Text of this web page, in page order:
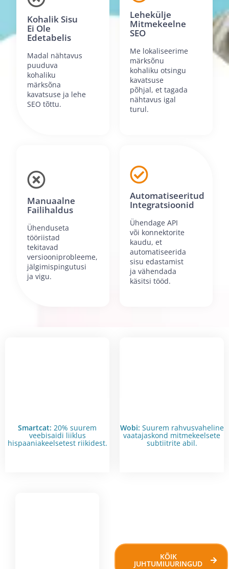
Kohalik Sisu
Ei Ole
Edetabelis
Madal nähtavus
puuduva
kohaliku
märksõna
kavatsuse ja lehe
SEO tõttu.
Lehekülje
Mitmekeelne
SEO
Me lokaliseerime
märksõnu
kohaliku otsingu
kavatsuse
põhjal, et tagada
nähtavus igal
turul.
Manuaalne
Failihaldus
Ühenduseta
tööriistad
tekitavad
versiooniprobleeme,
jälgimispingutusi
ja vigu.
Automatiseeritud
Integratsioonid
Ühendage API
või konnektorite
kaudu, et
automatiseerida
sisu edastamist
ja vähendada
käsitsi tööd.
KÕIK
JUHTUMIUURINGUD
Wobi: Suurem rahvusvaheline
vaatajaskond mitmekeelsete
subtiitrite abil.
Smartcat: 20% suurem
veebisaidi liiklus
hispaaniakeelsetest riikidest.